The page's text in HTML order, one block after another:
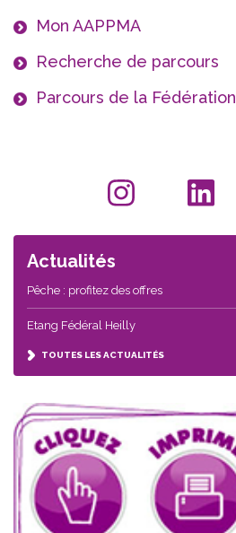
Mon AAPPMA
Recherche de parcours
Parcours de la Fédération
Actualités
Pêche : profitez des offres
Etang Fédéral Heilly
TOUTES LES ACTUALITÉS